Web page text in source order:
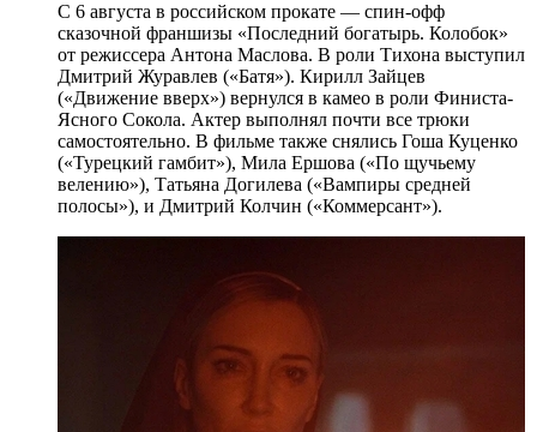
С 6 августа в российском прокате — спин-офф
сказочной франшизы «Последний богатырь. Колобок»
от режиссера Антона Маслова. В роли Тихона выступил
Дмитрий Журавлев («Батя»). Кирилл Зайцев
(«Движение вверх») вернулся в камео в роли Финиста-
Ясного Сокола. Актер выполнял почти все трюки
самостоятельно. В фильме также снялись Гоша Куценко
(«Турецкий гамбит»), Мила Ершова («По щучьему
велению»), Татьяна Догилева («Вампиры средней
полосы»), и Дмитрий Колчин («Коммерсант»).